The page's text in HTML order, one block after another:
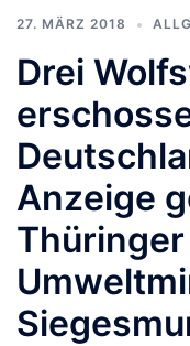
27. MÄRZ 2018
Drei
Anzeige
Thüringer